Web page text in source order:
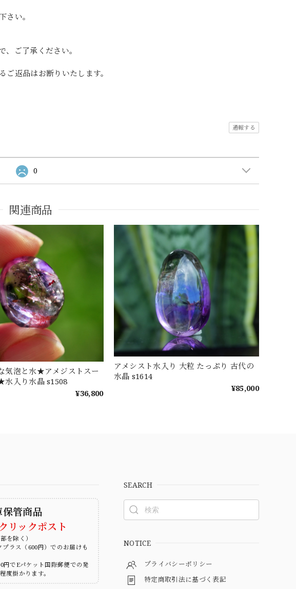
さい。
ご了承ください。
返品はお断りいたします。
通報する
0
関連商品
気泡と水★アメジストスー
水入り水晶 s1508
¥36,800
アメシスト水入り 大粒 たっぷり 古代の
水晶 s1614
¥85,000
管商品
リックポスト
を除く）
ラス（600円）でのお届けも
円でEパケット国際郵便での発
度掛かります。
SEARCH
NOTICE
プライバシーポリシー
特定商取引法に基づく表記